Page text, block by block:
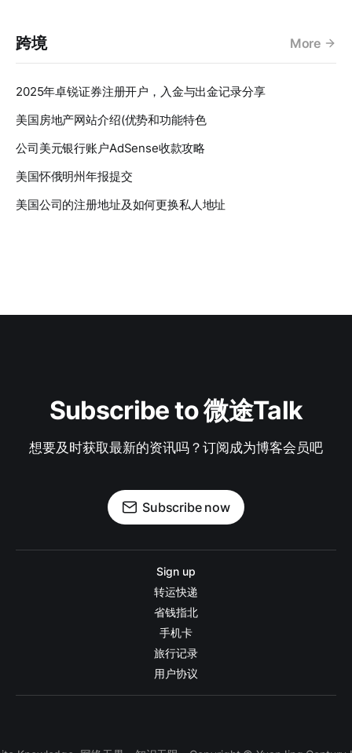
跨境 More
2025年卓锐证券注册开户，入金与出金记录分享
美国房地产网站介绍(优势和功能特色
公司美元银行账户AdSense收款攻略
美国怀俄明州年报提交
美国公司的注册地址及如何更换私人地址
Subscribe to 微途Talk
想要及时获取最新的资讯吗？订阅成为博客会员吧
Subscribe now
Sign up
转运快递
省钱指北
手机卡
旅行记录
用户协议